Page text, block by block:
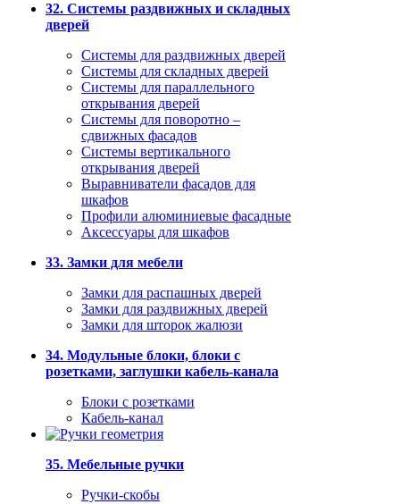
32. Системы раздвижных и складных
дверей
Системы для раздвижных дверей
Системы для складных дверей
Системы для параллельного
открывания дверей
Системы для поворотно –
сдвижных фасадов
Системы вертикального
открывания дверей
Выравниватели фасадов для
шкафов
Профили алюминиевые фасадные
Аксессуары для шкафов
33. Замки для мебели
Замки для распашных дверей
Замки для раздвижных дверей
Замки для шторок жалюзи
34. Модульные блоки, блоки с
розетками, заглушки кабель-канала
Блоки с розетками
Кабель-канал
35. Мебельные ручки
Ручки-скобы